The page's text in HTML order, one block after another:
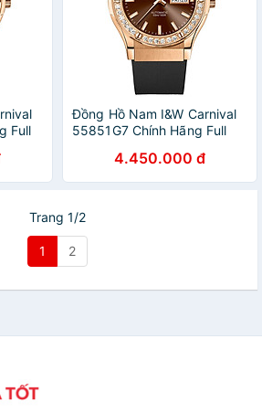
Full
Cao
Đồng Hồ Nam I&W Carnival
55851G7 Chính Hãng Full
Chống Xước Dây Silicon Cao
Cấp BH 60T (Máy Cơ Tự
4.450.000 đ
Trang 1/2
1 2